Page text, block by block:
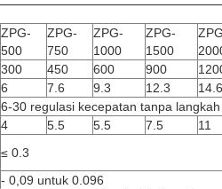
ZPG-
500
ZPG-
750
ZPG-
1000
ZPG-
1500
300 450 600 900
6 7.6 9.3 12.3 14.6
6-30 regulasi kecepatan tanpa langkah
4 5.5 5.5 7.5 11
≤ 0.3
- 0,09 untuk 0.096